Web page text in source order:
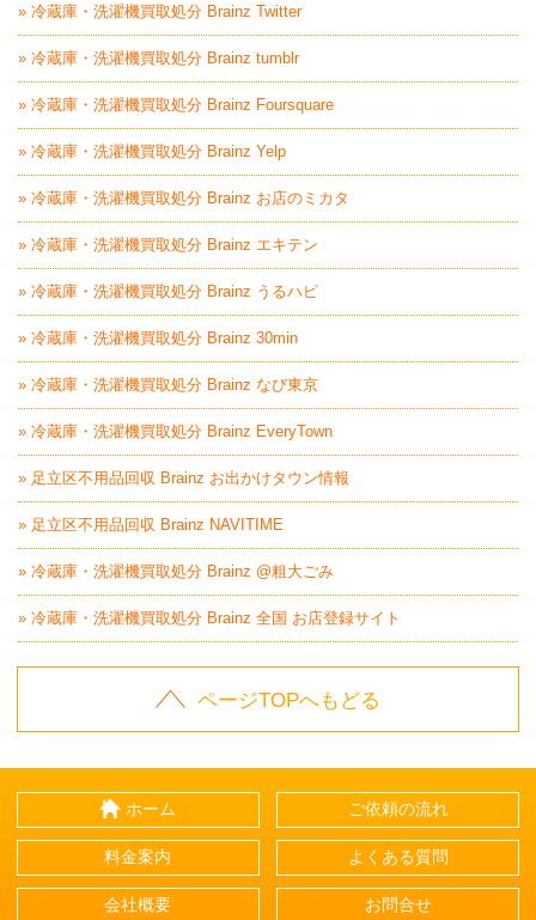
» 冷蔵庫・洗濯機買取処分 Brainz Twitter
» 冷蔵庫・洗濯機買取処分 Brainz tumblr
» 冷蔵庫・洗濯機買取処分 Brainz Foursquare
» 冷蔵庫・洗濯機買取処分 Brainz Yelp
» 冷蔵庫・洗濯機買取処分 Brainz お店のミカタ
» 冷蔵庫・洗濯機買取処分 Brainz エキテン
» 冷蔵庫・洗濯機買取処分 Brainz うるハピ
» 冷蔵庫・洗濯機買取処分 Brainz 30min
» 冷蔵庫・洗濯機買取処分 Brainz なび東京
» 冷蔵庫・洗濯機買取処分 Brainz EveryTown
» 足立区不用品回収 Brainz お出かけタウン情報
» 足立区不用品回収 Brainz NAVITIME
» 冷蔵庫・洗濯機買取処分 Brainz @粗大ごみ
» 冷蔵庫・洗濯機買取処分 Brainz 全国 お店登録サイト
ページTOPへもどる
ホーム ご依頼の流れ
料金案内 よくある質問
会社概要 お問合せ